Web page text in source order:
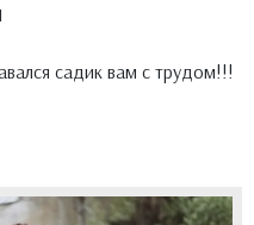
садик вам с трудом!!!